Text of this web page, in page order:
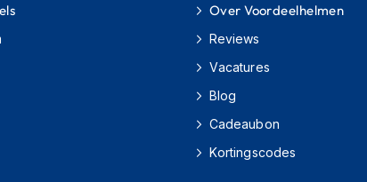
Over Voordeelhelmen
Reviews
Vacatures
Blog
Cadeaubon
Kortingscodes